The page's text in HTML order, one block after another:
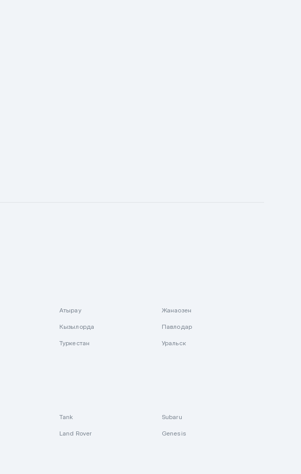
Атырау Жанаозен
Кызылорда Павлодар
Туркестан Уральск
Tank Subaru
Land Rover Genesis